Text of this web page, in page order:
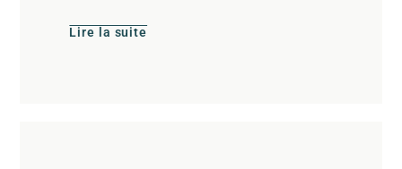
Lire la suite